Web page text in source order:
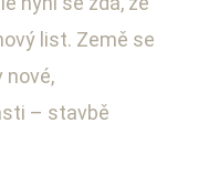
list. Země se
nové,
– stavbě